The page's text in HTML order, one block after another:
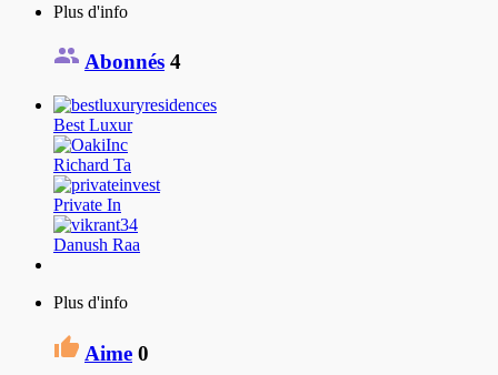
Plus d'info
Abonnés 4
Best Luxur
Richard Ta
Private In
Danush Raa
Plus d'info
Aime 0